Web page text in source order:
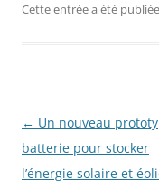
Cette entrée a été
Navigation
des
articles
← Un nouveau
batterie pour stocker
l’énergie solaire et